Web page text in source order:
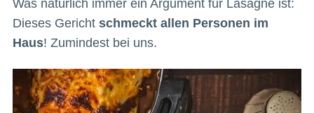
Was natürlich immer ein Argument für Lasagne ist:
Dieses Gericht schmeckt allen Personen im
Haus! Zumindest bei uns.